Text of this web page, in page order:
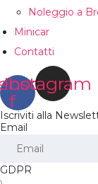
Noleggio a
Minicar
Contatti
f
Instagram
Iscriviti alla
Email
GDPR